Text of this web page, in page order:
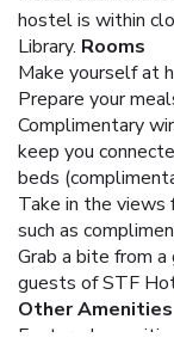
hostel is within
Library. Rooms
Make yourself at
Prepare your
Complimentary
keep you
beds
Take in the views
such as
Grab a bite from
guests of STF
Other Amenities
Featured